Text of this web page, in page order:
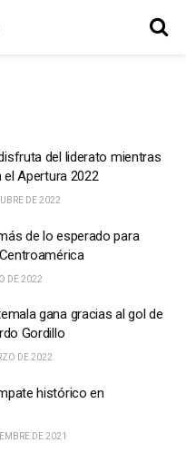
del liderato mientras
Apertura 2022
DE 2022
de lo esperado para
DE 2022
gana gracias al gol de
Gordillo
DE 2022
histórico en
DE 2021